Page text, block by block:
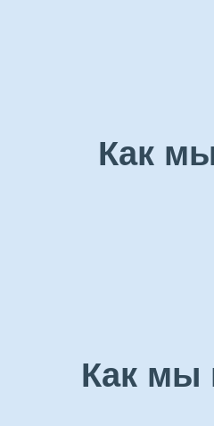
Как
Как мы